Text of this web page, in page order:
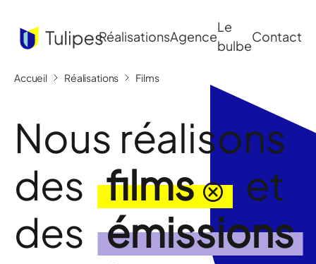
RéalisationsAgence
Le
bulbe
Contact
Accueil Réalisations Films
Nous réalisons
des films
et
des émissions